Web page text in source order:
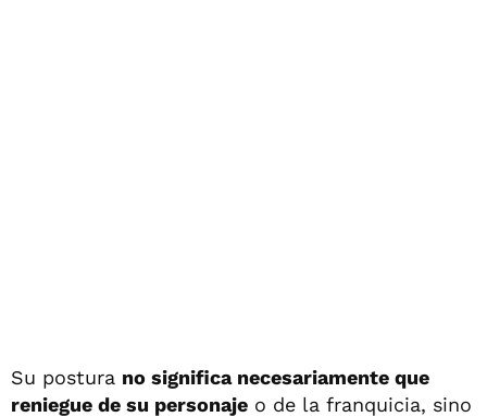
Su postura no significa necesariamente que
reniegue de su personaje o de la franquicia, sino